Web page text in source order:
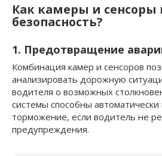
Как камеры и
безопасность?
1. Предотвращение
Комбинация камер и сенсоров
анализировать дорожную
водителя о возможных
системы способны
торможение, если водитель не
предупреждения.